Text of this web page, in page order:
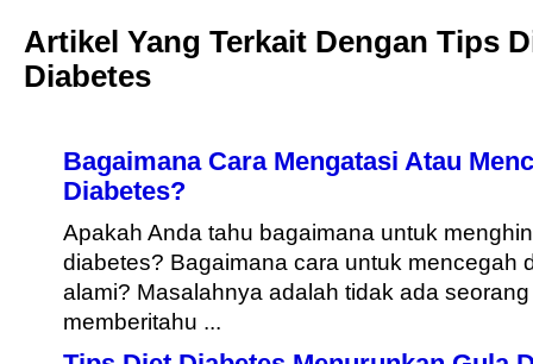
Artikel Yang Terkait Dengan Tips
Diabetes
Bagaimana Cara Mengatasi Atau
Diabetes?
Apakah Anda tahu bagaimana untuk
diabetes? Bagaimana cara untuk mencegah
alami? Masalahnya adalah tidak ada
memberitahu ...